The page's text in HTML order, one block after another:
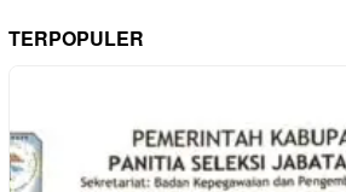
TERPOPULER